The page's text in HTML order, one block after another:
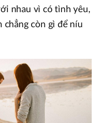
nhau vì có tình yêu,
chẳng còn gì để níu